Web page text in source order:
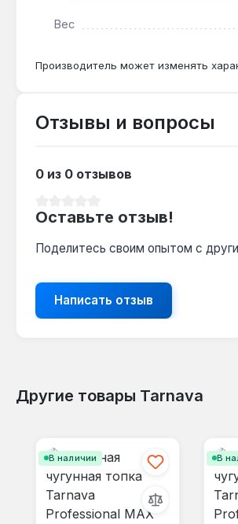
Вес
Производитель может изменять
Отзывы и вопросы
0 из 0 отзывов
Оставьте отзыв!
Поделитесь своим опытом с
Написать отзыв
Другие товары Tarnava
В наличии В